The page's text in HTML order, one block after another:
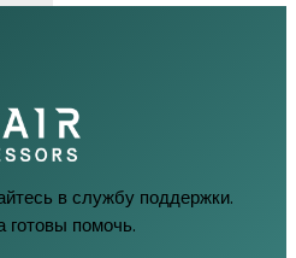
в службу поддержки.
готовы помочь.